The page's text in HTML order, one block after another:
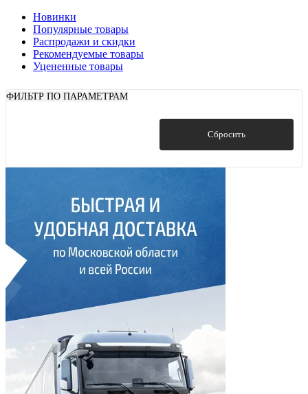
Новинки
Популярные товары
Распродажи и скидки
Рекомендуемые товары
Уцененные товары
ФИЛЬТР ПО ПАРАМЕТРАМ
Сбросить